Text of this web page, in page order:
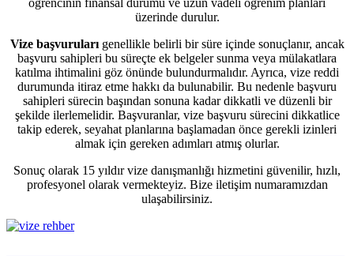
üzerinde durulur.
Vize başvurularıgenellikle belirli bir süre içinde sonuçlanır, ancak
başvuru sahipleri bu süreçte ek belgeler sunma veya mülakatlara
katılma ihtimalini göz önünde bulundurmalıdır. Ayrıca, vize reddi
durumunda itiraz etme hakkı da bulunabilir. Bu nedenle başvuru
sahipleri sürecin başından sonuna kadar dikkatli ve düzenli bir
şekilde ilerlemelidir. Başvuranlar, vize başvuru sürecini dikkatlice
takip ederek, seyahat planlarına başlamadan önce gerekli izinleri
almak için gereken adımları atmış olurlar.
Sonuç olarak 15 yıldır vize danışmanlığı hizmetini güvenilir, hızlı,
profesyonel olarak vermekteyiz. Bize iletişim numaramızdan
ulaşabilirsiniz.